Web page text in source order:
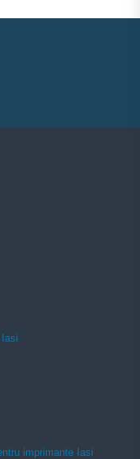
imprimante Iasi